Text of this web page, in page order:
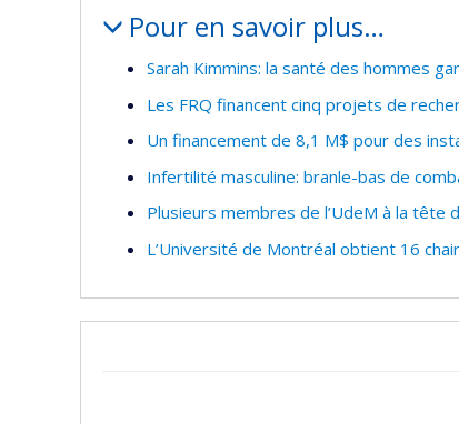
Pour en savoir plus…
Sarah Kimmins: la santé des hommes
Les FRQ financent cinq projets de
Un financement de 8,1 M$ pour des
Infertilité masculine: branle-bas de
Plusieurs membres de l’UdeM à la tête
L’Université de Montréal obtient 16